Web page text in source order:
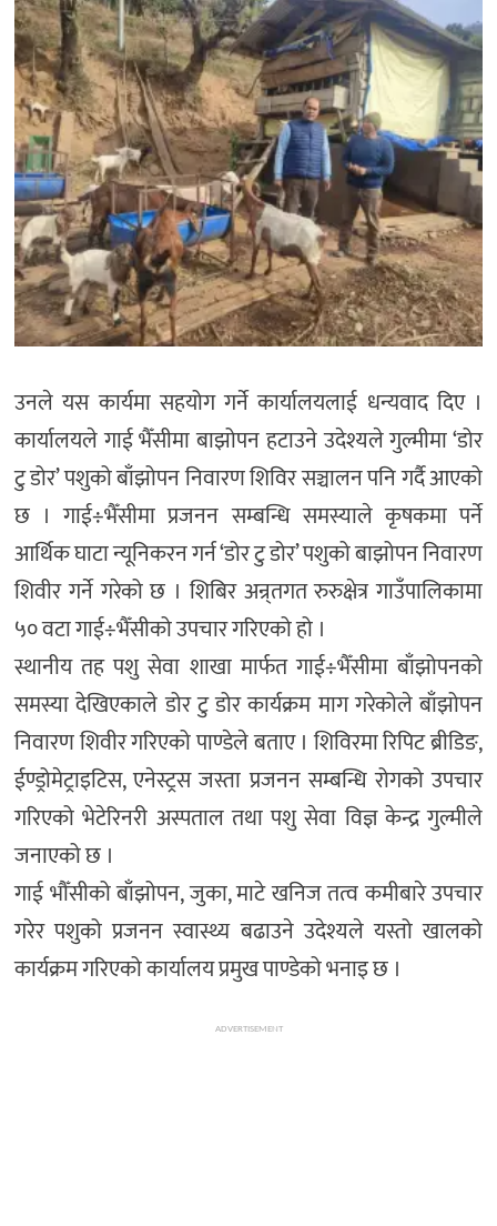
उनले यस कार्यमा सहयोग गर्ने कार्यालयलाई धन्यवाद दिए ।
कार्यालयले गाई भैँसीमा बाझोपन हटाउने उदेश्यले गुल्मीमा ‘डोर
टु डोर’ पशुको बाँझोपन निवारण शिविर सञ्चालन पनि गर्दै आएको
छ । गाई÷भैँसीमा प्रजनन सम्बन्धि समस्याले कृषकमा पर्ने
आर्थिक घाटा न्यूनिकरन गर्न ‘डोर टु डोर’ पशुको बाझोपन निवारण
शिवीर गर्ने गरेको छ । शिबिर अन्र्तगत रुरुक्षेत्र गाउँपालिकामा
५० वटा गाई÷भैँसीको उपचार गरिएको हो ।
स्थानीय तह पशु सेवा शाखा मार्फत गाई÷भैँसीमा बाँझोपनको
समस्या देखिएकाले डोर टु डोर कार्यक्रम माग गरेकोले बाँझोपन
निवारण शिवीर गरिएको पाण्डेले बताए । शिविरमा रिपिट ब्रीडिङ,
ईण्ड्रोमेट्राइटिस, एनेस्ट्रस जस्ता प्रजनन सम्बन्धि रोगको उपचार
गरिएको भेटेरिनरी अस्पताल तथा पशु सेवा विज्ञ केन्द्र गुल्मीले
जनाएको छ ।
गाई भौँसीको बाँझोपन, जुका, माटे खनिज तत्व कमीबारे उपचार
गरेर पशुको प्रजनन स्वास्थ्य बढाउने उदेश्यले यस्तो खालको
कार्यक्रम गरिएको कार्यालय प्रमुख पाण्डेको भनाइ छ ।
ADVERTISEMENT